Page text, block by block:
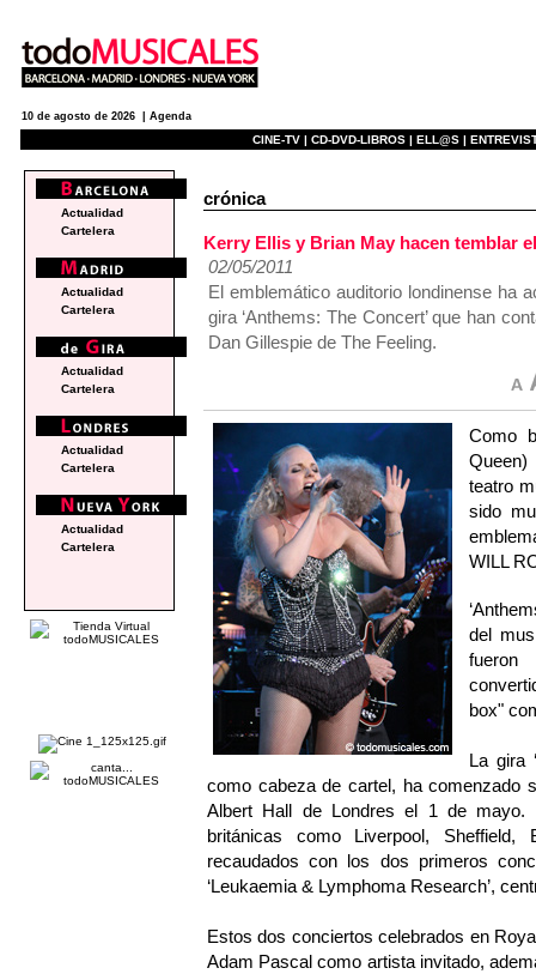
10 de agosto de 2026 | Agenda
CINE-TV | CD-DVD-LIBROS | ELL@S |
crónica
Kerry Ellis y Brian May hacen temblar
02/05/2011
El emblemático auditorio londinense ha
gira ‘Anthems: The Concert’ que han
Dan Gillespie de The Feeling.
Como
teatro
sido
WILL
del
fueron
box"
La gira
como cabeza de cartel, ha comenzado
Albert Hall de Londres el 1 de mayo.
británicas como Liverpool, Sheffield,
recaudados con los dos primeros
‘Leukaemia & Lymphoma Research’,
Estos dos conciertos celebrados en
Adam Pascal como artista invitado,
Actualidad
Cartelera
Actualidad
Cartelera
Actualidad
Cartelera
Actualidad
Cartelera
Actualidad
Cartelera